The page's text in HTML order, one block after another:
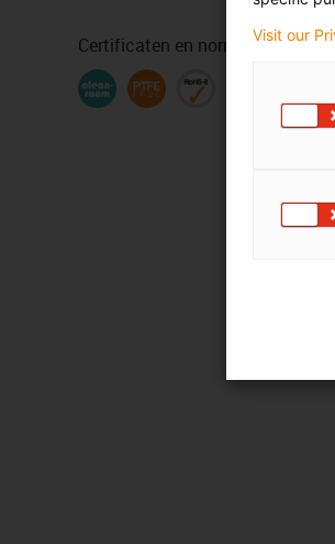
Certificaten en normenVisit our